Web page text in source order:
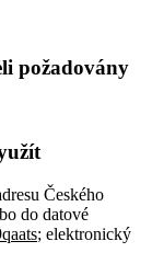
požadovány
Českého
do datové
; elektronický